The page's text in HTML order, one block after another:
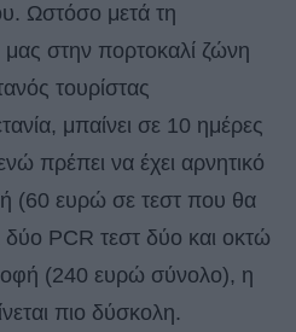
Ωστόσο μετά τη
στην πορτοκαλί ζώνη
τουρίστας
μπαίνει σε 10 ημέρες
πρέπει να έχει αρνητικό
(60 ευρώ σε τεστ που θα
PCR τεστ δύο και οκτώ
(240 ευρώ σύνολο), η
πιο δύσκολη.